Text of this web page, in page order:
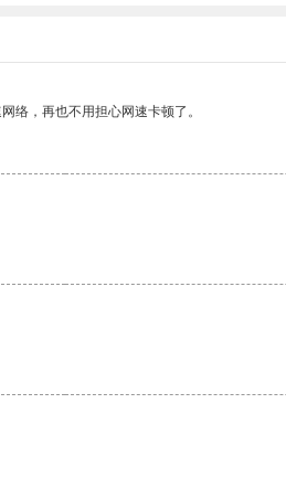
络，再也不用担心网速卡顿了。